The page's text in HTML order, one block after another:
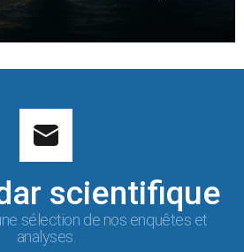
scientifique
sélection de nos enquêtes et
analyses.